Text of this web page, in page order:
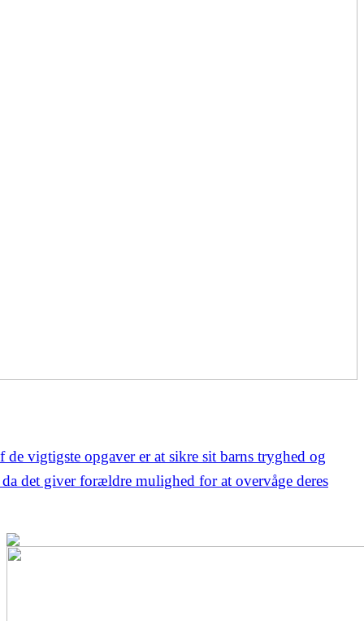
vigtigste opgaver er at sikre sit barns tryghed og
det giver forældre mulighed for at overvåge deres